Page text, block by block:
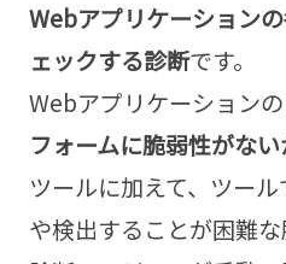
Webアプリケーション
ェックする診断です。
Webアプリケーションの
フォームに脆弱性がな
ツールに加えて、ツー
や検出することが困難